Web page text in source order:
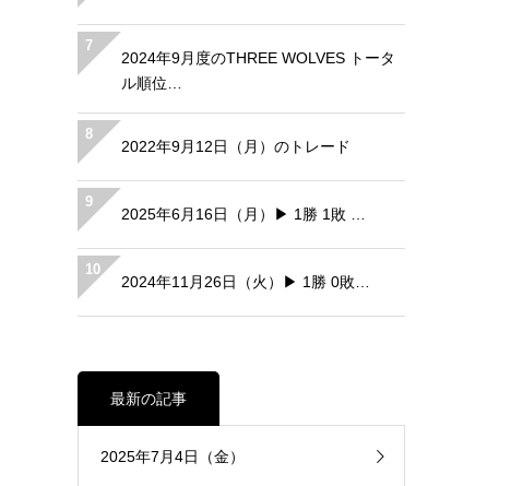
7
2024年9月度のTHREE WOLVES トータ
ル順位…
8
2022年9月12日（月）のトレード
9
2025年6月16日（月）▶ 1勝 1敗 …
10
2024年11月26日（火）▶ 1勝 0敗…
最新の記事
2025年7月4日（金）